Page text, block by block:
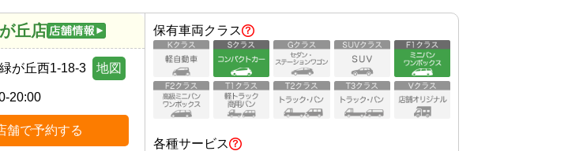
丘店
が丘西1-18-3 地図
20:00
舗で予約する
保有車両クラス
各種サービス